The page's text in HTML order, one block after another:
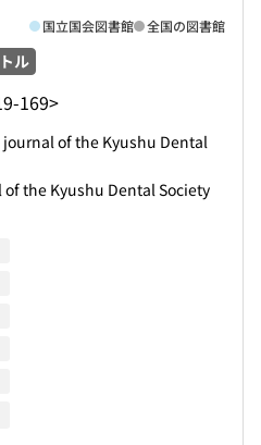
ル
169>
国立国会図書館 全国の図書館
journal of the Kyushu Dental
the Kyushu Dental Society